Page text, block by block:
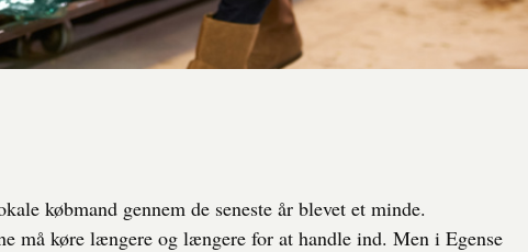
købmand gennem de seneste år blevet et minde.
må køre længere og længere for at handle ind. Men i Egense